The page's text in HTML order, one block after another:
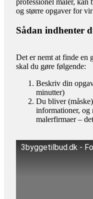
og større opgaver for
Sådan indhenter
Det er nemt at finde en
skal du gøre følgende:
Beskriv din
minutter)
Du bliver
informationer, og
malerfirmaer –
3byggetilbud.dk -